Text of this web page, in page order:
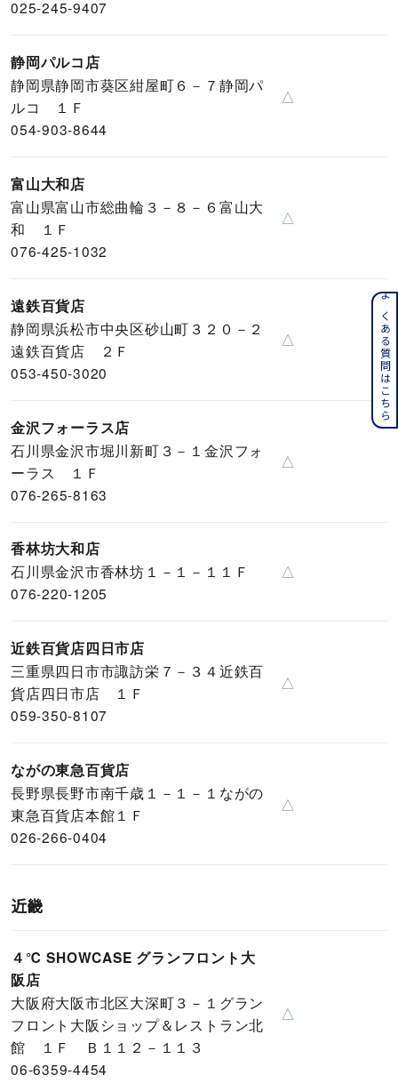
025-245-9407
静岡パルコ店
静岡県静岡市葵区紺屋町６－７静岡パ
ルコ １Ｆ
054-903-8644
△
富山大和店
富山県富山市総曲輪３－８－６富山大
和 １Ｆ
076-425-1032
△
遠鉄百貨店
静岡県浜松市中央区砂山町３２０－２
遠鉄百貨店 ２Ｆ
053-450-3020
△
金沢フォーラス店
石川県金沢市堀川新町３－１金沢フォ
ーラス １Ｆ
076-265-8163
△
香林坊大和店
石川県金沢市香林坊１－１－１１Ｆ
076-220-1205
△
近鉄百貨店四日市店
三重県四日市市諏訪栄７－３４近鉄百
貨店四日市店 １Ｆ
059-350-8107
△
ながの東急百貨店
長野県長野市南千歳１－１－１ながの
東急百貨店本館１Ｆ
026-266-0404
△
近畿
４℃ SHOWCASE グランフロント大
阪店
大阪府大阪市北区大深町３－１グラン
フロント大阪ショップ＆レストラン北
館 １Ｆ Ｂ１１２－１１３
06-6359-4454
△
よくある質問はこちら